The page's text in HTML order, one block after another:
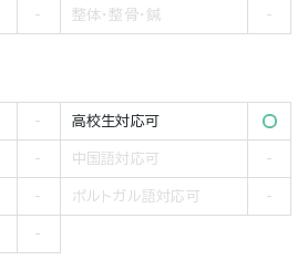
整体・整骨・鍼
高校生対応可
中国語対応可
ポルトガル語対応可